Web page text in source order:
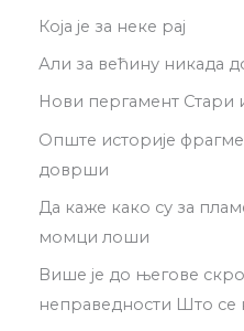
Која је за неке рај
Али за већину никада
Нови пергамент Стари
Опште историје
доврши
Да каже како су за
момци лоши
Више је до његове
неправедности Што се